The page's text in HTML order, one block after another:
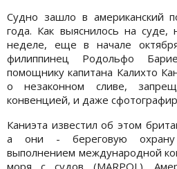
Судно зашло в американский
года. Как выяснилось на
неделе, еще в начале
филиппинец Родольфо
помощнику капитана Калихто
о незаконном сливе,
конвенцией, и даже
Каниэта известил об этом
а они - береговую
выполнением международной